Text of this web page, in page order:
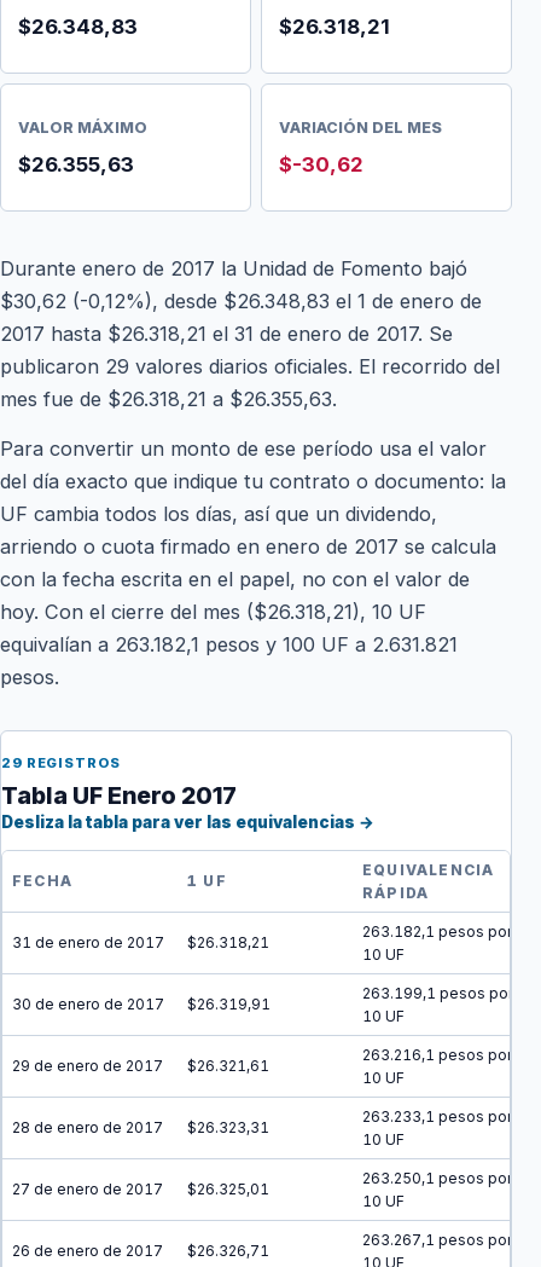
$26.348,83 $26.318,21
VALOR MÁXIMO
$26.355,63
VARIACIÓN DEL MES
$-30,62
Durante enero de 2017 la Unidad de Fomento bajó
$30,62 (-0,12%), desde $26.348,83 el 1 de enero de
2017 hasta $26.318,21 el 31 de enero de 2017. Se
publicaron 29 valores diarios oficiales. El recorrido del
mes fue de $26.318,21 a $26.355,63.
Para convertir un monto de ese período usa el valor
del día exacto que indique tu contrato o documento: la
UF cambia todos los días, así que un dividendo,
arriendo o cuota firmado en enero de 2017 se calcula
con la fecha escrita en el papel, no con el valor de
hoy. Con el cierre del mes ($26.318,21), 10 UF
equivalían a 263.182,1 pesos y 100 UF a 2.631.821
pesos.
29 REGISTROS
Tabla UF Enero 2017
Desliza la tabla para ver las equivalencias →
FECHA 1 UF
EQUIVALENCIA
RÁPIDA
31 de enero de 2017 $26.318,21
263.182,1 pesos por
10 UF
30 de enero de 2017 $26.319,91
263.199,1 pesos por
10 UF
29 de enero de 2017 $26.321,61
263.216,1 pesos por
10 UF
28 de enero de 2017 $26.323,31
263.233,1 pesos por
10 UF
27 de enero de 2017 $26.325,01
263.250,1 pesos por
10 UF
26 de enero de 2017 $26.326,71
263.267,1 pesos por
10 UF